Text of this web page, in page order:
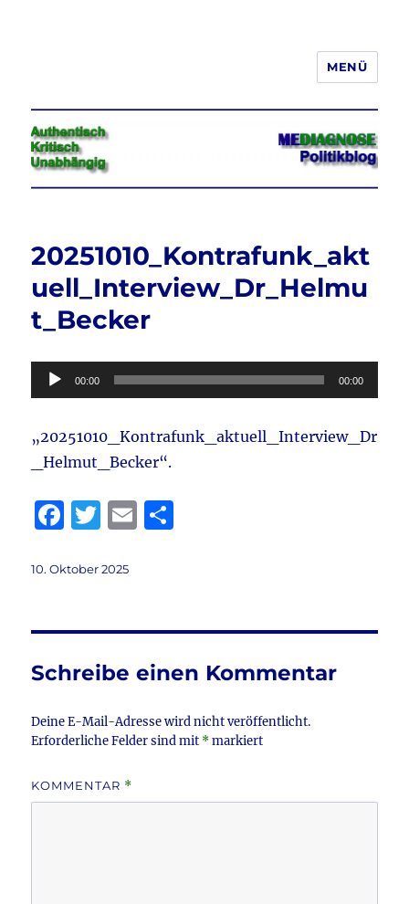
Jeder hat das Recht, seine
Meinung in Wort, Schrift und Bild
frei zu äußern und zu verbreiten
MENÜ
20251010_Kontrafunk_akt
uell_Interview_Dr_Helmu
t_Becker
Audio-
Player
00:00 00:00
„20251010_Kontrafunk_aktuell_Interview_Dr
_Helmut_Becker“.
F
c
b
o
o
k
T
it
r
E
Veröffentlicht
10. Oktober 2025
Schreibe einen Kommentar
Deine E-Mail-Adresse wird nicht veröffentlicht.
Erforderliche Felder sind mit *markiert
KOMMENTAR *